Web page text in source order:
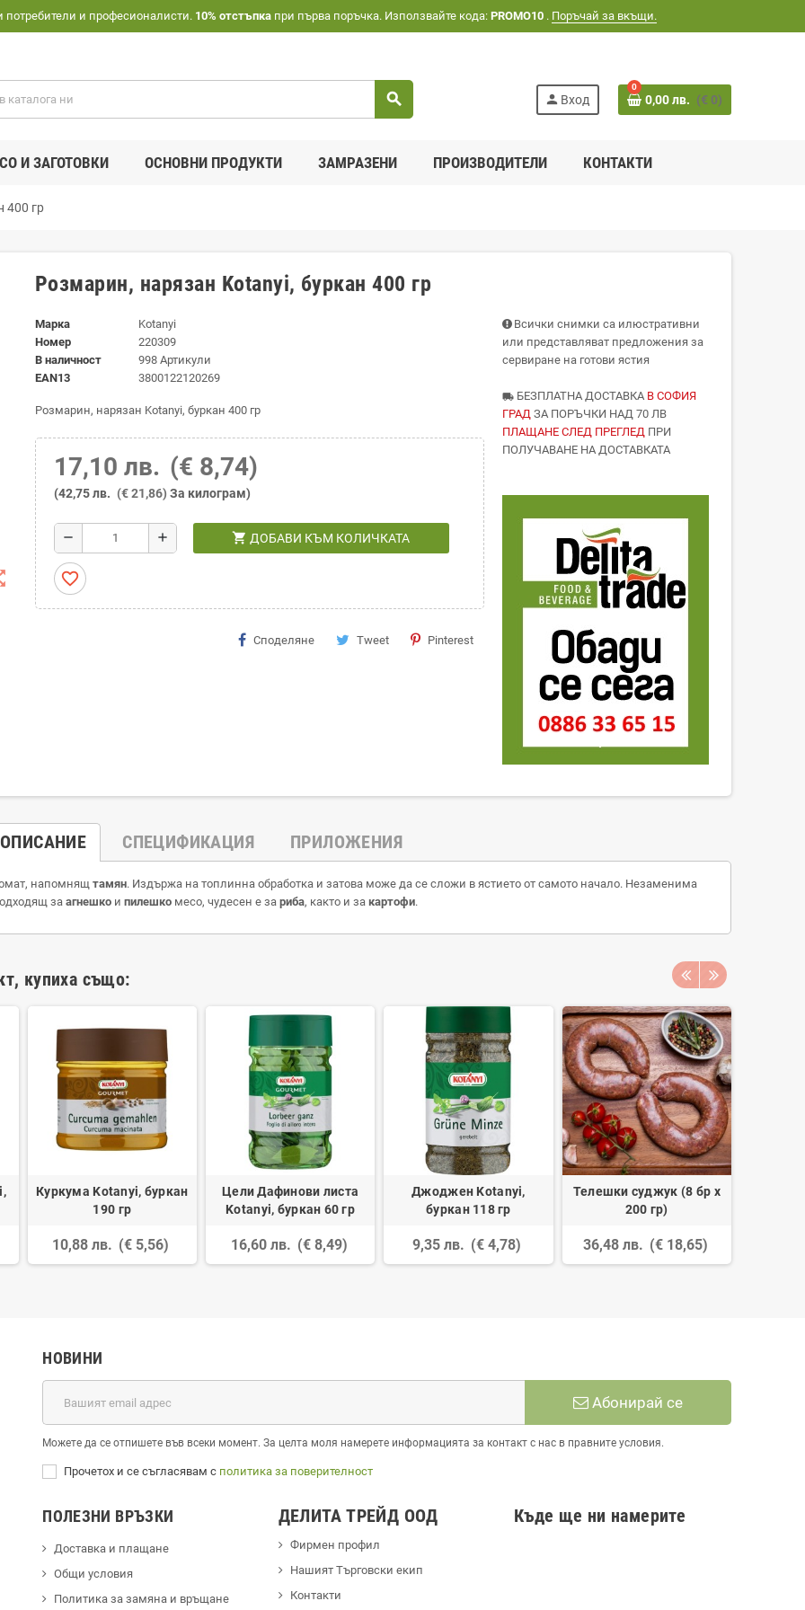
потребители и професионалисти. 10% отстъпкапри първа поръчка. Използвайте кода: PROMO10 . Поръчай за вкъщи.
search person Вход
0
0,00 лв. (€ 0)
И ЗАГОТОВКИ ОСНОВНИ ПРОДУКТИ ЗАМРАЗЕНИ ПРОИЗВОДИТЕЛИ КОНТАКТИ
400 гр
Розмарин, нарязан Kotanyi, буркан 400 гр
Марка
Kotanyi
Номер
220309
В наличност
998 Артикули
EAN13
3800122120269
Розмарин, нарязан Kotanyi, буркан 400 гр
17,10 лв. (€ 8,74)
(42,75 лв. (€ 21,86) За килограм)
remove add shopping_cart ДОБАВИ КЪМ КОЛИЧКАТА
favorite_border
Споделяне Tweet Pinterest
Всички снимки са илюстративни
или представляват предложения за
сервиране на готови ястия
local_shippingБЕЗПЛАТНА ДОСТАВКА В СОФИЯ
ГРАД ЗА ПОРЪЧКИ НАД 70 ЛВ
ПЛАЩАНЕ СЛЕД ПРЕГЛЕД ПРИ
ПОЛУЧАВАНЕ НА ДОСТАВКАТА
ОПИСАНИЕ СПЕЦИФИКАЦИЯ ПРИЛОЖЕНИЯ
напомнящ тамян. Издържа на топлинна обработка и затова може да се сложи в ястието от самото начало. Незаменима
за агнешко и пилешко месо, чудесен е за риба, както и за картофи.
купиха също:
Куркума Kotanyi, буркан
190 гр
10,88 лв. (€ 5,56)
Цели Дафинови листа
Kotanyi, буркан 60 гр
16,60 лв. (€ 8,49)
Джоджен Kotanyi,
буркан 118 гр
9,35 лв. (€ 4,78)
Телешки суджук (8 бр х
200 гр)
36,48 лв. (€ 18,65)
НОВИНИ
Абонирай се
Можете да се отпишете във всеки момент. За целта моля намерете информацията за контакт с нас в правните условия.
Прочетох и се съгласявам с политика за поверителност
ПОЛЕЗНИ ВРЪЗКИ
Доставка и плащане
Общи условия
Политика за замяна и връщане
ДЕЛИТА ТРЕЙД ООД
Фирмен профил
Hашият Търговски екип
Контакти
Къде ще ни намерите